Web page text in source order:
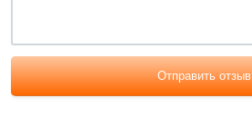
Отправить отзыв